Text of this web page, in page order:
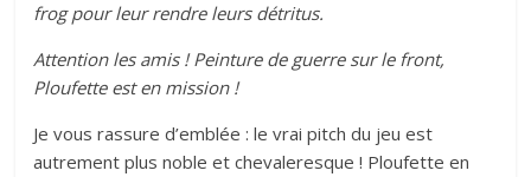
frog pour leur rendre leurs détritus.
Attention les amis ! Peinture de guerre sur le front,
Ploufette est en mission !
Je vous rassure d’emblée : le vrai pitch du jeu est
autrement plus noble et chevaleresque ! Ploufette en